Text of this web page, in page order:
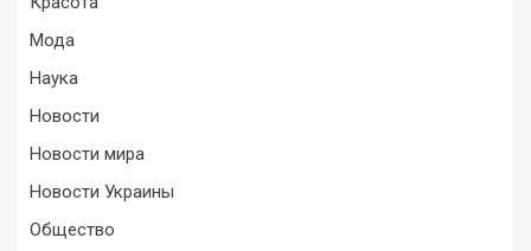
Мода
Наука
Новости
Новости мира
Новости Украины
Общество